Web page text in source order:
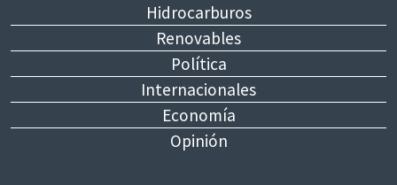
Hidrocarburos
Renovables
Política
Internacionales
Economía
Opinión